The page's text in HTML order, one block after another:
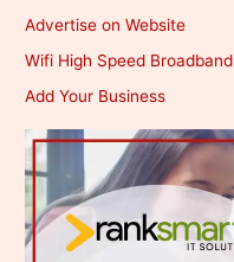
Advertise on Website
Wifi High Speed Broadband
Add Your Business